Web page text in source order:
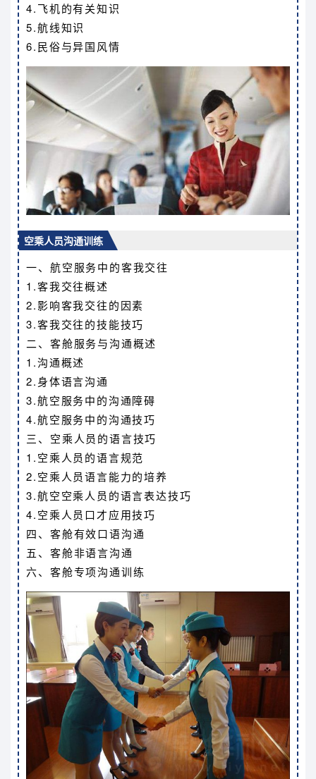
4.飞机的有关知识
5.航线知识
6.民俗与异国风情
空乘人员沟通训练
一、航空服务中的客我交往
1.客我交往概述
2.影响客我交往的因素
3.客我交往的技能技巧
二、客舱服务与沟通概述
1.沟通概述
2.身体语言沟通
3.航空服务中的沟通障碍
4.航空服务中的沟通技巧
三、空乘人员的语言技巧
1.空乘人员的语言规范
2.空乘人员语言能力的培养
3.航空空乘人员的语言表达技巧
4.空乘人员口才应用技巧
四、客舱有效口语沟通
五、客舱非语言沟通
六、客舱专项沟通训练